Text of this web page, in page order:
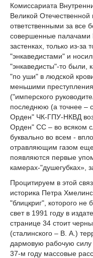
Комиссариата
Великой Отечественной
ответственными за все
совершенные палачами
застенках, только из-за
"энкаведистами" и
"энкаведисты"-то были,
"по уши" в людской
меньшими
("имперского
последнюю (а точнее –
Орден" ЧК-ГПУ-НКВД
Орден" СС – во всяком
буквально во всем -
отравляющим газом еще
появляются первые
камерах-"душегубках»,
Процитируем в этой
историка Петра
"блицкриг", которого
свет в 1991 году в
странице 34 стоит
(сталинского – В. А.)
дармовую рабочую
37-м году массовые